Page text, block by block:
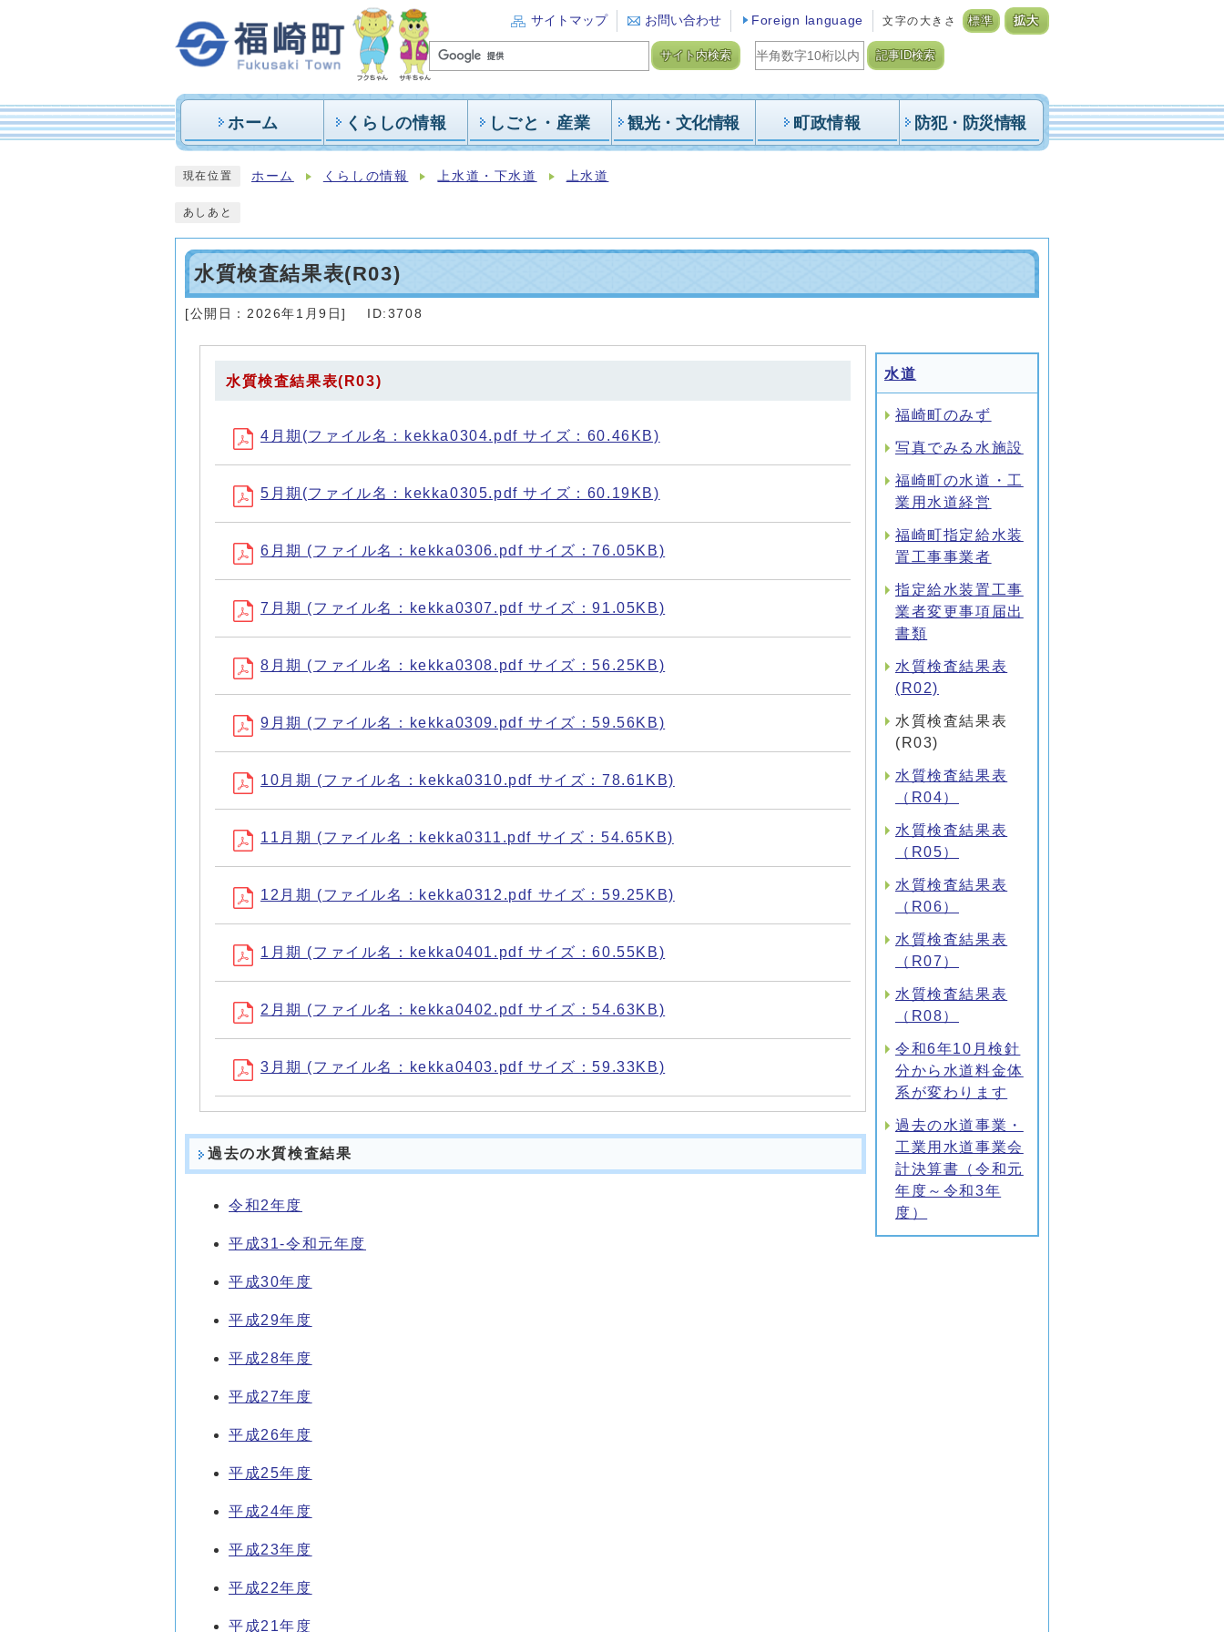
サイトマップ お問い合わせ Foreign language 文字の大きさ 標準 拡大
サイト内検索 記事ID検索
ホーム くらしの情報 しごと・産業 観光・文化情報 町政情報 防犯・防災情報
現在位置 ホーム くらしの情報 上水道・下水道 上水道
あしあと
水質検査結果表(R03)
[公開日： 2026年1月9日] ID:3708
水質検査結果表(R03)
4月期(ファイル名：kekka0304.pdf サイズ：60.46KB)
5月期(ファイル名：kekka0305.pdf サイズ：60.19KB)
6月期 (ファイル名：kekka0306.pdf サイズ：76.05KB)
7月期 (ファイル名：kekka0307.pdf サイズ：91.05KB)
8月期 (ファイル名：kekka0308.pdf サイズ：56.25KB)
9月期 (ファイル名：kekka0309.pdf サイズ：59.56KB)
10月期 (ファイル名：kekka0310.pdf サイズ：78.61KB)
11月期 (ファイル名：kekka0311.pdf サイズ：54.65KB)
12月期 (ファイル名：kekka0312.pdf サイズ：59.25KB)
1月期 (ファイル名：kekka0401.pdf サイズ：60.55KB)
2月期 (ファイル名：kekka0402.pdf サイズ：54.63KB)
3月期 (ファイル名：kekka0403.pdf サイズ：59.33KB)
過去の水質検査結果
令和2年度
平成31-令和元年度
平成30年度
平成29年度
平成28年度
平成27年度
平成26年度
平成25年度
平成24年度
平成23年度
平成22年度
平成21年度
水道
福崎町のみず
写真でみる水施設
福崎町の水道・工
業用水道経営
福崎町指定給水装
置工事事業者
指定給水装置工事
業者変更事項届出
書類
水質検査結果表
(R02)
水質検査結果表
(R03)
水質検査結果表
（R04）
水質検査結果表
（R05）
水質検査結果表
（R06）
水質検査結果表
（R07）
水質検査結果表
（R08）
令和6年10月検針
分から水道料金体
系が変わります
過去の水道事業・
工業用水道事業会
計決算書（令和元
年度～令和3年
度）